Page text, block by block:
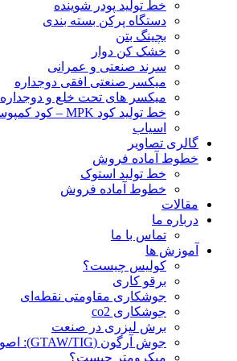
خط تولید پودر شوينده
دستگاه پرکن بسته بندی
بچينگ بتن
خشک کن دوار
سرند صنعتی و عمرانی
میکسر صنعتی افقی دوجداره
میکسر های تحت خلع و دوجداره
خط تولید کود MPK – کود کمپوست – اوره فسفات
اسیاب
گالری تصاویر
خطوط آماده فروش
خط تولید استوک
خطوط آماده فروش
مقالات
درباره ما
تماس با ما
آموزش ها
کولیس چیست؟
برقو کاری
جوشکاری مقاومتی نقطه‌ای
جوشکاری co2
برش لیزری در صنعت
جوش آرگون (GTAW/TIG): اصول، کاربردها و نکات مهم
میکرومتر چیست؟